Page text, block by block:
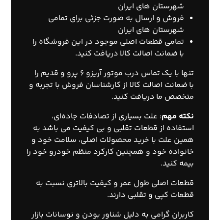
شهرستان های ایران
فروش و ارسال به صورت جزئی برای تمامی
شهرستان های ایران
تمامی قطعات اصلی موجود در این فروشگاه را
با ضمانت اصالت کالا دریافت کنید.
تنها با یک تماس
درب موتور آریزو ۶ پرو و قدیم را
با ضمانت اصالت کالا از کارشناسان فروش با تجربه و
متخصص ما دریافت کنید.
نکته مهم: علت بسیاری از تصادفات جاده‌ای،
استفاده از قطعات تقلبی و بی کیفیت می باشد به
همین علت با خرید محصولات اصلی، سلامت خود و
خانواده خود و همچنین کارکرد منظم خودرو خود را
بیمه کنید.
قطعات اصلی طول عمر و کیفیت بالاتری نسبت به
قطعات کپی و تقلبی دارند.
کاربران گرامی به دلیل شناور بودن و نوسانات بازار